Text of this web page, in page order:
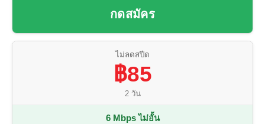
กดสมัคร
ไม่ลดสปีด
฿85
2 วัน
6 Mbps ไม่อั้น